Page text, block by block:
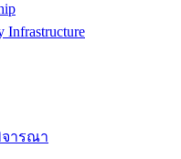
ารณา